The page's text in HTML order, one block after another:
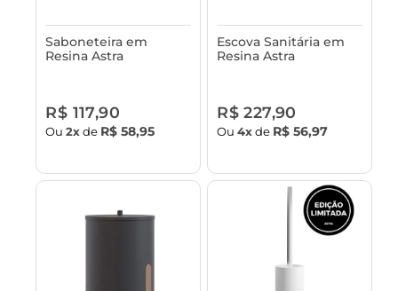
Saboneteira em
Resina Astra
R$ 117,90
Ou2xde R$ 58,95
Escova Sanitária em
Resina Astra
R$ 227,90
Ou4xde R$ 56,97